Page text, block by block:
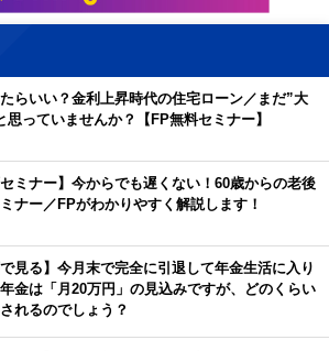
らいい？金利上昇時代の住宅ローン／まだ”大
思っていませんか？【FP無料セミナー】
セミナー】今からでも遅くない！60歳からの老後
ナー／FPがわかりやすく解説します！
で見る】今月末で完全に引退して年金生活に入り
金は「月20万円」の見込みですが、どのくらい
れるのでしょう？